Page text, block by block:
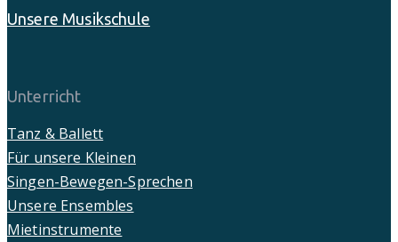
Unsere Musikschule
Unterricht
Tanz & Ballett
Für unsere Kleinen
Singen-Bewegen-Sprechen
Unsere Ensembles
Mietinstrumente